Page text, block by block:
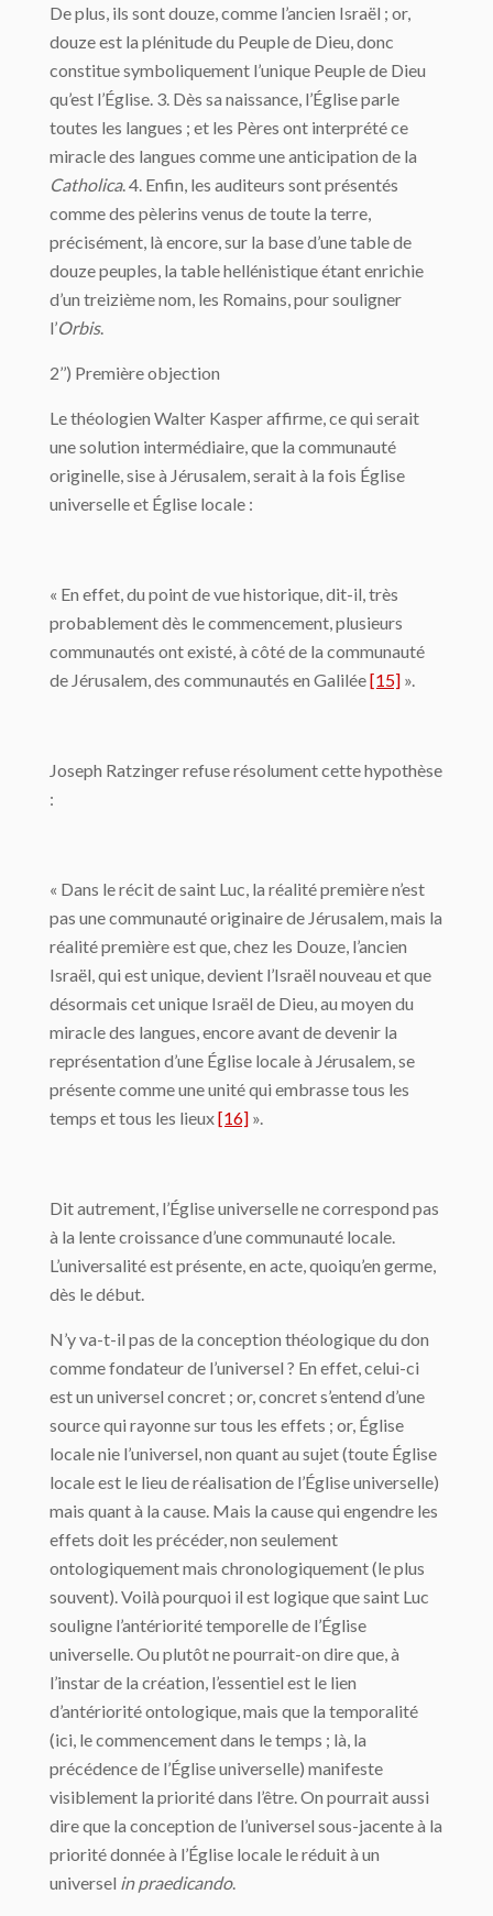
De plus, ils sont douze, comme l’ancien Israël ; or,
douze est la plénitude du Peuple de Dieu, donc
constitue symboliquement l’unique Peuple de Dieu
qu’est l’Église. 3. Dès sa naissance, l’Église parle
toutes les langues ; et les Pères ont interprété ce
miracle des langues comme une anticipation de la
Catholica. 4. Enfin, les auditeurs sont présentés
comme des pèlerins venus de toute la terre,
précisément, là encore, sur la base d’une table de
douze peuples, la table hellénistique étant enrichie
d’un treizième nom, les Romains, pour souligner
l’Orbis.
2’’) Première objection
Le théologien Walter Kasper affirme, ce qui serait
une solution intermédiaire, que la communauté
originelle, sise à Jérusalem, serait à la fois Église
universelle et Église locale :
« En effet, du point de vue historique, dit-il, très
probablement dès le commencement, plusieurs
communautés ont existé, à côté de la communauté
de Jérusalem, des communautés en Galilée[15] ».
Joseph Ratzinger refuse résolument cette hypothèse
:
« Dans le récit de saint Luc, la réalité première n’est
pas une communauté originaire de Jérusalem, mais la
réalité première est que, chez les Douze, l’ancien
Israël, qui est unique, devient l’Israël nouveau et que
désormais cet unique Israël de Dieu, au moyen du
miracle des langues, encore avant de devenir la
représentation d’une Église locale à Jérusalem, se
présente comme une unité qui embrasse tous les
temps et tous les lieux[16] ».
Dit autrement, l’Église universelle ne correspond pas
à la lente croissance d’une communauté locale.
L’universalité est présente, en acte, quoiqu’en germe,
dès le début.
N’y va-t-il pas de la conception théologique du don
comme fondateur de l’universel ? En effet, celui-ci
est un universel concret ; or, concret s’entend d’une
source qui rayonne sur tous les effets ; or, Église
locale nie l’universel, non quant au sujet (toute Église
locale est le lieu de réalisation de l’Église universelle)
mais quant à la cause. Mais la cause qui engendre les
effets doit les précéder, non seulement
ontologiquement mais chronologiquement (le plus
souvent). Voilà pourquoi il est logique que saint Luc
souligne l’antériorité temporelle de l’Église
universelle. Ou plutôt ne pourrait-on dire que, à
l’instar de la création, l’essentiel est le lien
d’antériorité ontologique, mais que la temporalité
(ici, le commencement dans le temps ; là, la
précédence de l’Église universelle) manifeste
visiblement la priorité dans l’être. On pourrait aussi
dire que la conception de l’universel sous-jacente à la
priorité donnée à l’Église locale le réduit à un
universel in praedicando.